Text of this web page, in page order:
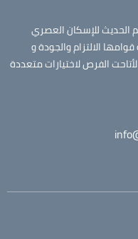
الحديث للإسكان العصري
الالتزام والجودة و
الفرص لاختيارات متعددة